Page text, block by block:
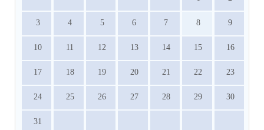
3 4 5 6 7 8 9
10 11 12 13 14 15 16
17 18 19 20 21 22 23
24 25 26 27 28 29 30
31